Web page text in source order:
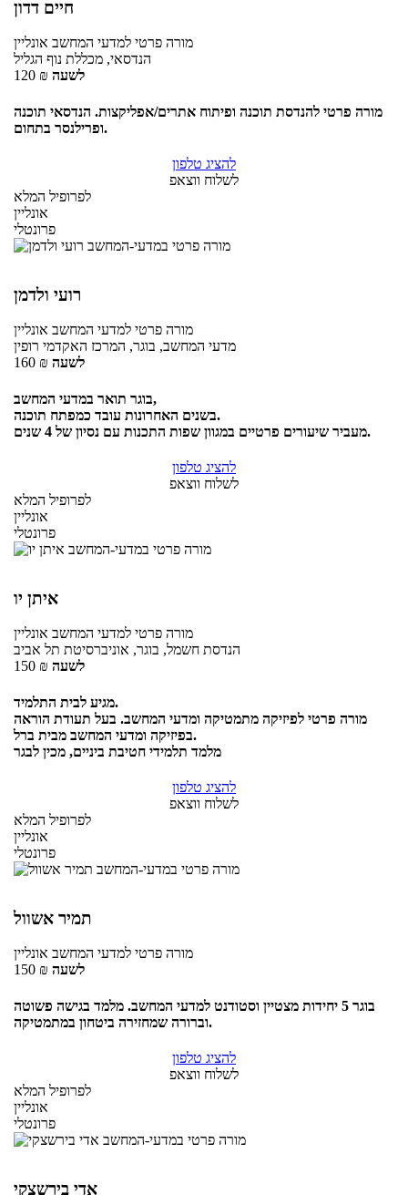
חיים דדון
מורה פרטי למדעי המחשב אונליין
הנדסאי, מכללת נוף הגליל
120 ₪ לשעה
מורה פרטי להנדסת תוכנה ופיתוח אתרים/אפליקצות. הנדסאי תוכנה
ופרילנסר בתחום.
להציג טלפון
לשלוח ווצאפ
לפרופיל המלא
אונליין
פרונטלי
רועי ולדמן
מורה פרטי למדעי המחשב אונליין
מדעי המחשב, בוגר, המרכז האקדמי רופין
160 ₪ לשעה
בוגר תואר במדעי המחשב,
בשנים האחרונות עובד כמפתח תוכנה.
מעביר שיעורים פרטיים במגוון שפות התכנות עם נסיון של 4 שנים.
להציג טלפון
לשלוח ווצאפ
לפרופיל המלא
אונליין
פרונטלי
איתן יו
מורה פרטי למדעי המחשב אונליין
הנדסת חשמל, בוגר, אוניברסיטת תל אביב
150 ₪ לשעה
מגיע לבית התלמיד.
מורה פרטי לפיזיקה מתמטיקה ומדעי המחשב. בעל תעודת הוראה
בפיזיקה ומדעי המחשב מבית ברל.
מלמד תלמידי חטיבת ביניים, מכין לבגר
להציג טלפון
לשלוח ווצאפ
לפרופיל המלא
אונליין
פרונטלי
תמיר אשוול
מורה פרטי למדעי המחשב אונליין
150 ₪ לשעה
בוגר 5 יחידות מצטיין וסטודנט למדעי המחשב. מלמד בגישה פשוטה
וברורה שמחזירה ביטחון במתמטיקה.
להציג טלפון
לשלוח ווצאפ
לפרופיל המלא
אונליין
פרונטלי
אדי בירשצקי